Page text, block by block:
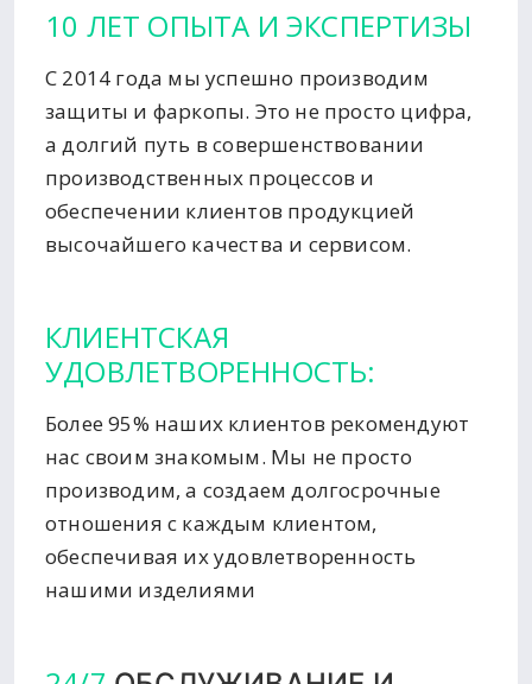
10 ЛЕТ ОПЫТА И ЭКСПЕРТИЗЫ
С 2014 года мы успешно производим
защиты и фаркопы. Это не просто цифра,
а долгий путь в совершенствовании
производственных процессов и
обеспечении клиентов продукцией
высочайшего качества и сервисом.
КЛИЕНТСКАЯ
УДОВЛЕТВОРЕННОСТЬ:
Более 95% наших клиентов рекомендуют
нас своим знакомым. Мы не просто
производим, а создаем долгосрочные
отношения с каждым клиентом,
обеспечивая их удовлетворенность
нашими изделиями